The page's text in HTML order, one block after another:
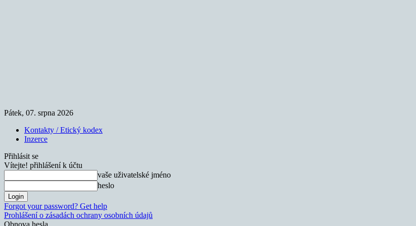
Pátek, 07. srpna 2026
Kontakty / Etický kodex
Inzerce
Přihlásit se
Vítejte! přihlášení k účtu
vaše uživatelské jméno
heslo
Forgot your password? Get help
Prohlášení o zásadách ochrany osobních údajů
Obnova hesla